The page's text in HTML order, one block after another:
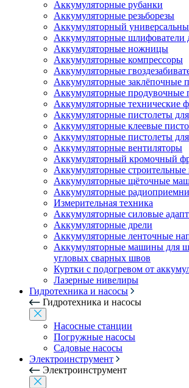
Аккумуляторные рубанки
Аккумуляторные резьборезы
Аккумуляторный
Аккумуляторные шлифователи
Аккумуляторные ножницы
Аккумуляторные компрессоры
Аккумуляторные
Аккумуляторные заклёпочные
Аккумуляторные продувочные
Аккумуляторные технические
Аккумуляторные пистолеты
Аккумуляторные клеевые
Аккумуляторные пистолеты
Аккумуляторные вентиляторы
Аккумуляторный кромочный
Аккумуляторные
Аккумуляторные щёточные
Аккумуляторные
Измерительная техника
Аккумуляторные силовые
Аккумуляторные дрели
Аккумуляторные ленточные
Аккумуляторные машины для
угловых сварных швов
Куртки с подогревом от
Лазерные нивелиры
Гидротехника и насосы
Гидротехника и насосы
Насосные станции
Погружные насосы
Садовые насосы
Электроинструмент
Электроинструмент